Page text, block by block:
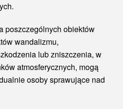
obiektów
wandalizmu,
lub zniszczenia, w
atmosferycznych, mogą
osoby sprawujące nad